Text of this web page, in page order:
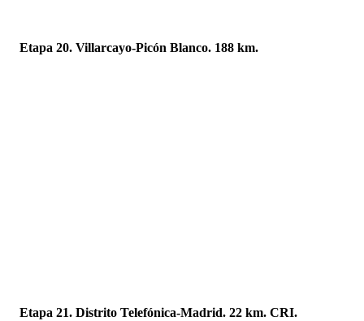
Etapa 20. Villarcayo-Picón Blanco. 188 km.
Etapa 21. Distrito Telefónica-Madrid. 22 km. CRI.